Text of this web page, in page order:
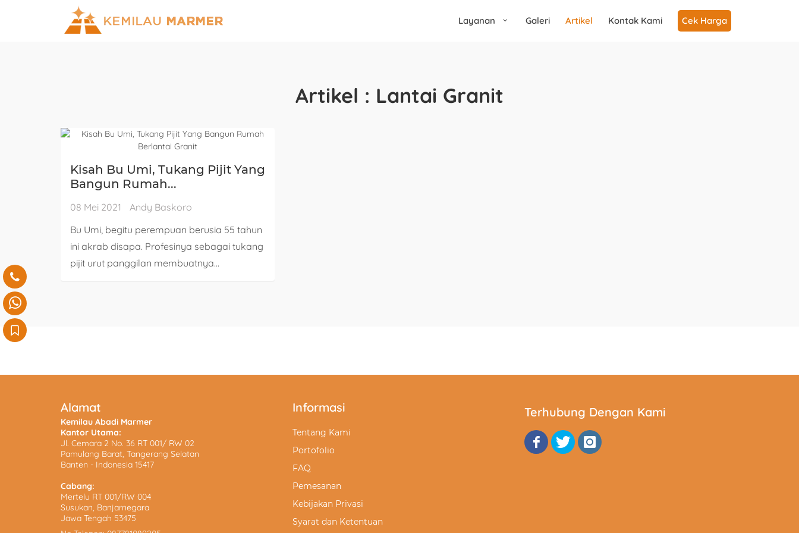
Layanan Galeri Artikel Kontak Kami Cek Harga
Artikel : Lantai Granit
Kisah Bu Umi, Tukang Pijit Yang
Bangun Rumah...
08 Mei 2021
Andy Baskoro
Bu Umi, begitu perempuan berusia 55 tahun
ini akrab disapa. Profesinya sebagai tukang
pijit urut panggilan membuatnya...
Alamat
Kemilau Abadi Marmer
Kantor Utama:
Jl. Cemara 2 No. 36 RT 001/ RW 02
Pamulang Barat, Tangerang Selatan
Banten - Indonesia 15417
Cabang:
Mertelu RT 001/RW 004
Susukan, Banjarnegara
Jawa Tengah 53475
Informasi
Tentang Kami
Portofolio
FAQ
Pemesanan
Kebijakan Privasi
Syarat dan Ketentuan
Terhubung Dengan Kami